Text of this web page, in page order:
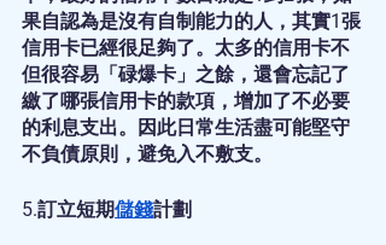
果自認為是沒有自制能力的人，其實1張
信用卡已經很足夠了。太多的信用卡不
但很容易「碌爆卡」之餘，還會忘記了
繳了哪張信用卡的款項，增加了不必要
的利息支出。因此日常生活盡可能堅守
不負債原則，避免入不敷支。
5.訂立短期儲錢計劃